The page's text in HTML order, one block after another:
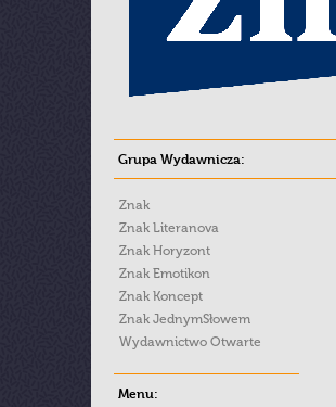
Grupa Wydawnicza:
Znak
Znak Literanova
Znak Horyzont
Znak Emotikon
Znak Koncept
Znak JednymSłowem
Wydawnictwo Otwarte
Menu: